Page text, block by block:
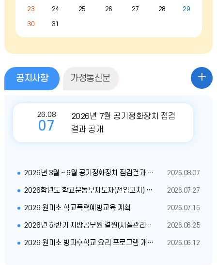
23 24 25 26 27 28 29
30 31
공
항
공지사항 가정통신문
26.08
07
2026년 7월 공기정화장치 점검
결과 공개
2026년 3월 ~ 6월 공기정화장치 점검결과 공개 2026.08.07
2026학년도 학교운동부지도자(전임코치) 채용 공고(양궁부) 2026.07.27
2026 원미초 학교폭력예방교육 계획 2026.07.16
2026년 하반기 지방공무원 결원(시설관리직)대체인력 채용 공고 2026.06.25
2026 원미초 방과후학교 요리 프로그램 개인위탁 강사 모집 공고 2026.06.12
공